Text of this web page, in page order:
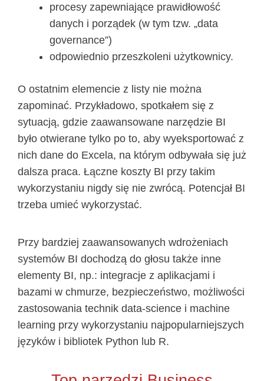
procesy zapewniające prawidłowość
danych i porządek (w tym tzw. „data
governance”)
odpowiednio przeszkoleni użytkownicy.
O ostatnim elemencie z listy nie można
zapominać. Przykładowo, spotkałem się z
sytuacją, gdzie zaawansowane narzędzie BI
było otwierane tylko po to, aby wyeksportować z
nich dane do Excela, na którym odbywała się już
dalsza praca. Łączne koszty BI przy takim
wykorzystaniu nigdy się nie zwrócą. Potencjał BI
trzeba umieć wykorzystać.
Przy bardziej zaawansowanych wdrożeniach
systemów BI dochodzą do głosu także inne
elementy BI, np.: integracje z aplikacjami i
bazami w chmurze, bezpieczeństwo, możliwości
zastosowania technik data-science i machine
learning przy wykorzystaniu najpopularniejszych
języków i bibliotek Python lub R.